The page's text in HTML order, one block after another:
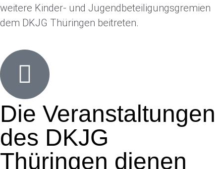
weitere Kinder- und Jugendbeteiligungsgremien
dem DKJG Thüringen beitreten.
Die Veranstaltungen
des DKJG
Thüringen dienen